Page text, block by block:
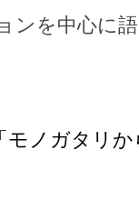
ンを中心に
モノガタリ